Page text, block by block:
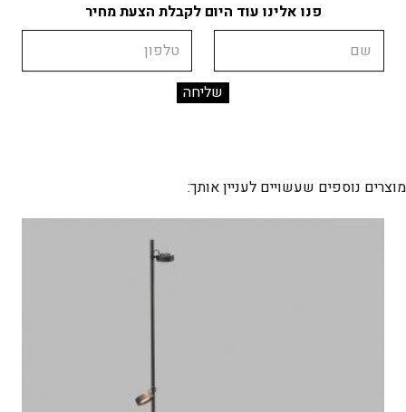
פנו אלינו עוד היום לקבלת הצעת מחיר
מוצרים נוספים שעשויים לעניין אותך: